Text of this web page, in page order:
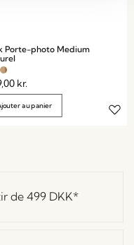
Porte-photo Medium
kr.
au panier
de 499 DKK*